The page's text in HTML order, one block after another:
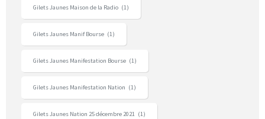
Gilets Jaunes Maison de la Radio (1)
Gilets Jaunes Manif Bourse (1)
Gilets Jaunes Manifestation Bourse (1)
Gilets Jaunes Manifestation Nation (1)
Gilets Jaunes Nation 25 décembre 2021 (1)